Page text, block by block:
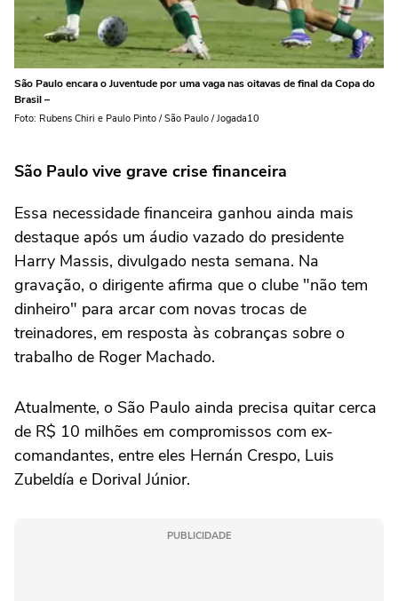
São Paulo encara o Juventude por uma vaga nas oitavas de final da Copa do
Brasil –
Foto: Rubens Chiri e Paulo Pinto / São Paulo / Jogada10
São Paulo vive grave crise financeira
Essa necessidade financeira ganhou ainda mais
destaque após um áudio vazado do presidente
Harry Massis, divulgado nesta semana. Na
gravação, o dirigente afirma que o clube "não tem
dinheiro" para arcar com novas trocas de
treinadores, em resposta às cobranças sobre o
trabalho de Roger Machado.
Atualmente, o São Paulo ainda precisa quitar cerca
de R$ 10 milhões em compromissos com ex-
comandantes, entre eles Hernán Crespo, Luis
Zubeldía e Dorival Júnior.
PUBLICIDADE